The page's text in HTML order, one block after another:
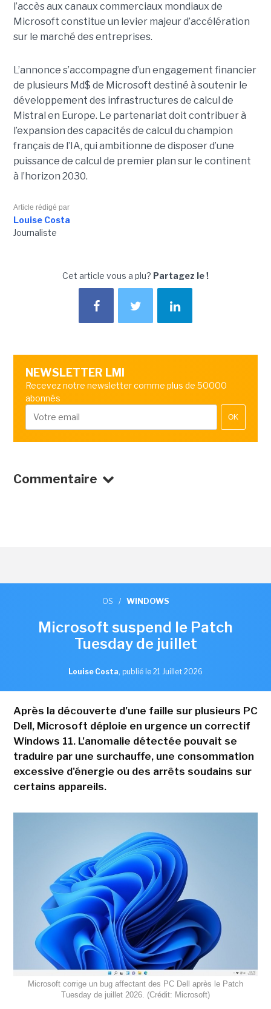
l’accès aux canaux commerciaux mondiaux de
Microsoft constitue un levier majeur d’accélération
sur le marché des entreprises.
L’annonce s’accompagne d’un engagement financier
de plusieurs Md$ de Microsoft destiné à soutenir le
développement des infrastructures de calcul de
Mistral en Europe. Le partenariat doit contribuer à
l’expansion des capacités de calcul du champion
français de l’IA, qui ambitionne de disposer d’une
puissance de calcul de premier plan sur le continent
à l’horizon 2030.
Article rédigé par
Louise Costa
Journaliste
Cet article vous a plu? Partagez le !
NEWSLETTER LMI
Recevez notre newsletter comme plus de 50000
abonnés
OK
Commentaire
OS / WINDOWS
Microsoft suspend le Patch
Tuesday de juillet
Louise Costa, publié le 21 Juillet 2026
Après la découverte d'une faille sur plusieurs PC
Dell, Microsoft déploie en urgence un correctif
Windows 11. L'anomalie détectée pouvait se
traduire par une surchauffe, une consommation
excessive d'énergie ou des arrêts soudains sur
certains appareils.
Microsoft corrige un bug affectant des PC Dell après le Patch
Tuesday de juillet 2026. (Crédit: Microsoft)